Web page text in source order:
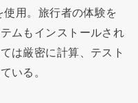
用。旅行者の体験を
ムもインストールされ
は厳密に計算、テスト
いる。